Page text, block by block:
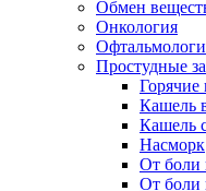
Обмен
Онкология
Простудные
Горячие
Кашель
Кашель
Насморк
От боли
От боли